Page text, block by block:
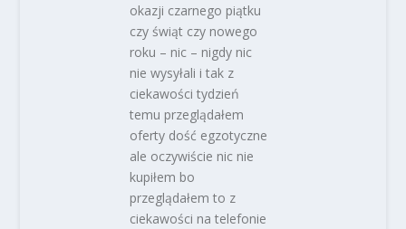
okazji czarnego piątku
czy świąt czy nowego
roku – nic – nigdy nic
nie wysyłali i tak z
ciekawości tydzień
temu przeglądałem
oferty dość egzotyczne
ale oczywiście nic nie
kupiłem bo
przeglądałem to z
ciekawości na telefonie